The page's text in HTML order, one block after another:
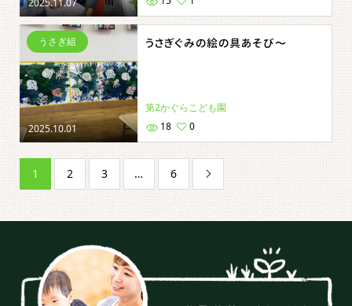
2025.11.07
2025.10.01
うさぎ組 うさぎぐみの絵の具あそび〜
第2かぐらこども園
18
0
1 2 3 … 6 